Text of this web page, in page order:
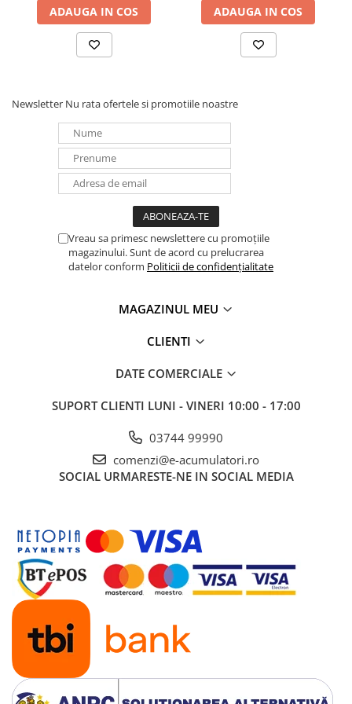
Panouri portabile
Racire/Incalzire
Electrice
Intrerupatoare si prize
Dulapuri pentru cablare
structurata
Sigurante
Lumina (Becuri si Lanterne)
Laptop & PC accesorii, baterii,
cabluri USB, prelungitoare USB
Solutii solare portabile
Sisteme de prindere
Statii de incarcare EV
Pompe de caldura
ADAUGA IN COS ADAUGA IN COS
Newsletter Nu rata ofertele si promotiile noastre
Vreau sa primesc newslettere cu promoțiile
magazinului. Sunt de acord cu prelucrarea
datelor conform Politicii de confidențialitate
MAGAZINUL MEU
CLIENTI
DATE COMERCIALE
SUPORT CLIENTI LUNI - VINERI 10:00 - 17:00
03744 99990
comenzi@e-acumulatori.ro
SOCIAL URMARESTE-NE IN SOCIAL MEDIA